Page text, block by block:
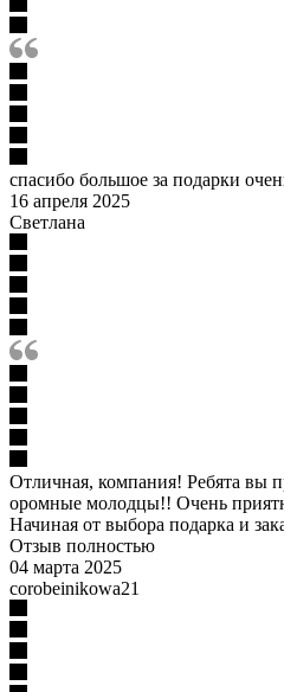
спасибо большое за подарки
16 апреля 2025
Светлана
Отличная, компания! Ребята вы
оромные молодцы!! Очень
Начиная от выбора подарка и
Отзыв полностью
04 марта 2025
corobeinikowa21